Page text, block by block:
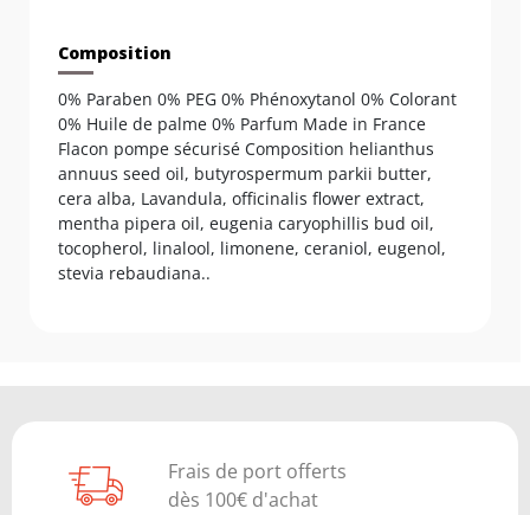
Composition
0% Paraben 0% PEG 0% Phénoxytanol 0% Colorant
0% Huile de palme 0% Parfum Made in France
Flacon pompe sécurisé Composition helianthus
annuus seed oil, butyrospermum parkii butter,
cera alba, Lavandula, officinalis flower extract,
mentha pipera oil, eugenia caryophillis bud oil,
tocopherol, linalool, limonene, ceraniol, eugenol,
stevia rebaudiana..
Frais de port offerts
dès 100€ d'achat